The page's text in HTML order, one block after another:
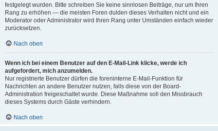
festgelegt wurden. Bitte schreiben Sie keine sinnlosen Beiträge, nur um Ihren
Rang zu erhöhen — die meisten Foren dulden dieses Verhalten nicht und ein
Moderator oder Administrator wird Ihren Rang unter Umständen einfach wieder
zurücksetzen.
Nach oben
Wenn ich bei einem Benutzer auf den E-Mail-Link klicke, werde ich
aufgefordert, mich anzumelden.
Nur registrierte Benutzer dürfen die foreninterne E-Mail-Funktion für
Nachrichten an andere Benutzer nutzen, falls diese von der Board-
Administration freigeschaltet wurde. Diese Maßnahme soll den Missbrauch
dieses Systems durch Gäste verhindern.
Nach oben